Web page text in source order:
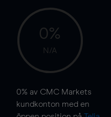
0%
N/A
0% av CMC Markets
kundkonton med en